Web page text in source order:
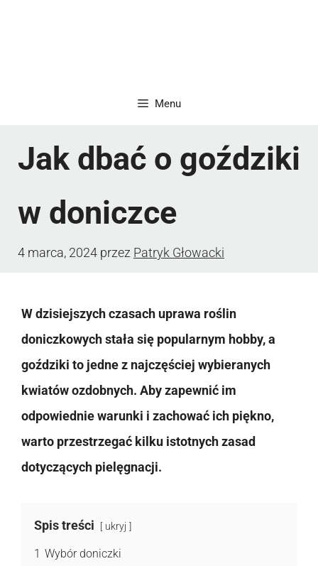
Menu
Jak dbać o goździki
w doniczce
4 marca, 2024 przez Patryk Głowacki
W dzisiejszych czasach uprawa roślin
doniczkowych stała się popularnym hobby, a
goździki to jedne z najczęściej wybieranych
kwiatów ozdobnych. Aby zapewnić im
odpowiednie warunki i zachować ich piękno,
warto przestrzegać kilku istotnych zasad
dotyczących pielęgnacji.
Spis treści ukryj
1 Wybór doniczki